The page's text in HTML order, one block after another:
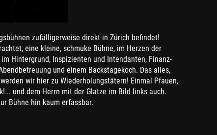
zufälligerweise direkt in Zürich befindet!
eine kleine, schmuke Bühne, im Herzen der
Hintergrund, Inspizienten und Intendanten, Finanz-
und einem Backstagekoch. Das alles,
wir hier zu Wiederholungstätern! Einmal Pfauen,
und dem Herrn mit der Glatze im Bild links auch.
Bühne hin kaum erfassbar.